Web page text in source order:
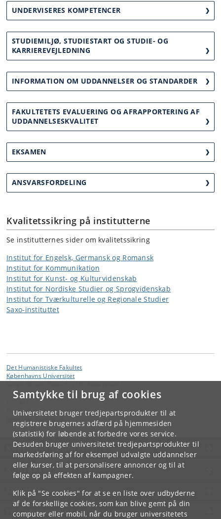
Samtykke til brug af cookies
Universitetet bruger tredjepartsprodukter til at
registrere brugernes adfærd på hjemmesiden
(statistik) for løbende at forbedre vores service.
Desuden bruger universitetet tredjepartsprodukter til
markedsføring af for eksempel udvalgte uddannelser
eller kurser, til at personalisere annoncer og til at
følge op på effekten af kampagner.
Klik på "Se cookies" for at se en liste over udbyderne
af de forskellige cookies, som kan blive gemt på din
computer eller mobil, når du bruger universitetets
UNDERVISERES KOMPETENCER
STUDIEMILJØ, STUDIESTART OG STUDIE- OG
KARRIEREVEJLEDNING
INFORMATION OM UDDANNELSER OG STANDARDER
FAKULTETETS EVALUERING OG AFRAPPORTERING AF
UDDANNELSESKVALITET
EKSAMEN
ANSVARSFORDELING
Kvalitetssikring på institutterne
Se institutternes sider om kvalitetssikring
Institut for Engelsk, Germansk og Romansk
Institut for Kommunikation
Institut for Kunst- og Kulturvidenskab
Institut for Nordiske Studier og Sprogvidenskab
Institut for Tværkulturelle og Regionale Studier
Saxo-instituttet
Det Humanistiske Fakultet
Københavns Universitet
Det Humanistiske Fakultet
KØBENHAVNS UNIVERSITET
KONTAKT
SERVICES
FOR STUDERENDE OG ANSATTE